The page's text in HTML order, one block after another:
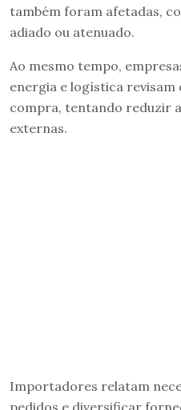
também foram afetadas,
adiado ou atenuado.
Ao mesmo tempo,
energia e logística
compra, tentando reduzir
externas.
Importadores relatam
pedidos e diversificar